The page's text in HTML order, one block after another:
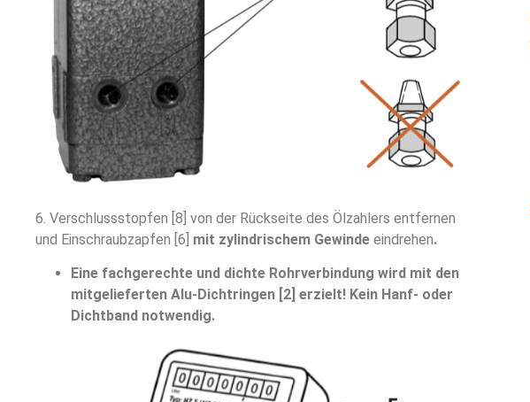
6. Verschlussstopfen [8] von der Rückseite des Ölzahlers entfernen
und Einschraubzapfen [6] mit zylindrischem Gewinde eindrehen.
Eine fachgerechte und dichte Rohrverbindung wird mit den
mitgelieferten Alu-Dichtringen [2] erzielt! Kein Hanf- oder
Dichtband notwendig.